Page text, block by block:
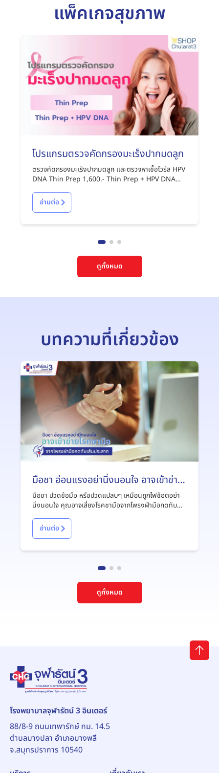
แพ็คเกจสุขภาพ
โปรแกรมตรวจคัดกรองมะเร็งปากมดลูก
ตรวจคัดกรองมะเร็งปากมดลูก และตรวจหาเชื้อไวรัส HPV
DNA Thin Prep 1,600.- Thin Prep + HPV DNA
อ่านต่อ
ดูทั้งหมด
บทความที่เกี่ยวข้อง
มือชา อ่อนแรงอย่านิ่งนอนใจ อาจเข้าข่าย
โรคชามือจากโพรงฝ่ามือกดทับเส้น
ประสาท
มือชา ปวดข้อมือ หรือปวดแปลบๆ เหมือนถูกไฟช็อตอย่า
นิ่งนอนใจ คุณอาจเสี่ยงโรคชามือจากโพรงฝ่ามือกดทับ
ได้ที่นี่
อ่านต่อ
ดูทั้งหมด
โรงพยาบาลจุฬารัตน์ 3 อินเตอร์
88/8-9 ถนนเทพารักษ์ กม. 14.5
ตำบลบางปลา อำเภอบางพลี
จ.สมุทรปราการ 10540